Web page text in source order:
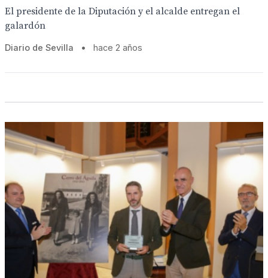
El presidente de la Diputación y el alcalde entregan el
galardón
Diario de Sevilla • hace 2 años